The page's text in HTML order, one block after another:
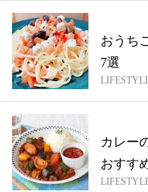
おうち
7選
カレー
おすす